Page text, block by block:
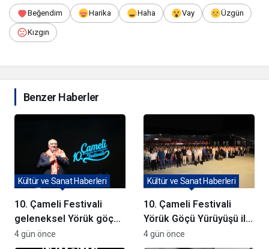
Beğendim Harika Haha Vay Üzgün
Kızgın
Benzer Haberler
10. Çameli Festivali
geleneksel Yörük göçü
yürüyüşü ile başladı
Kültür ve Sanat Haberleri
4 gün önce
10. Çameli Festivali
Yörük Göçü Yürüyüşü ile
Başladı
Kültür ve Sanat Haberleri
4 gün önce